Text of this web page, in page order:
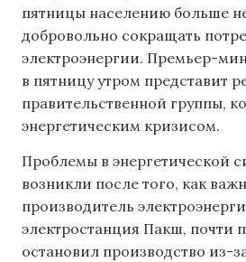
пятницы населению больше
добровольно сокращать
электроэнергии. Премьер-
в пятницу утром представит
правительственной группы,
энергетическим кризисом.
Проблемы в энергетической
возникли после того, как
производитель
электростанция Пакш, почти
остановил производство из-